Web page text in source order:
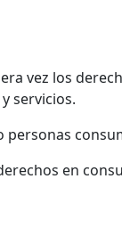
vez los
servicios.
personas
en